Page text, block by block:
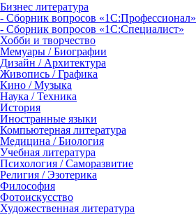
Бизнес литература
- Сборник вопросов «1С:Профессионал»
- Сборник вопросов «1С:Специалист»
Хобби и творчество
Мемуары / Биографии
Дизайн / Архитектура
Живопись / Графика
Кино / Музыка
Наука / Техника
История
Иностранные языки
Компьютерная литература
Медицина / Биология
Учебная литература
Психология / Саморазвитие
Религия / Эзотерика
Философия
Фотоискусство
Художественная литература